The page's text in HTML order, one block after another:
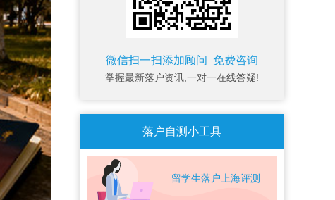
微信扫一扫添加顾问 免费咨询
掌握最新落户资讯,一对一在线答疑!
落户自测小工具
留学生落户上海评测